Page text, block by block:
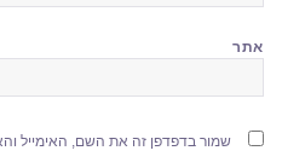
אתר
שמור בדפדפן זה את השם, האימייל